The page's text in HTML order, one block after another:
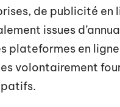
de publicité en
issues
plateformes en
volontairement